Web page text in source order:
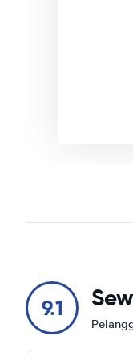
9.1